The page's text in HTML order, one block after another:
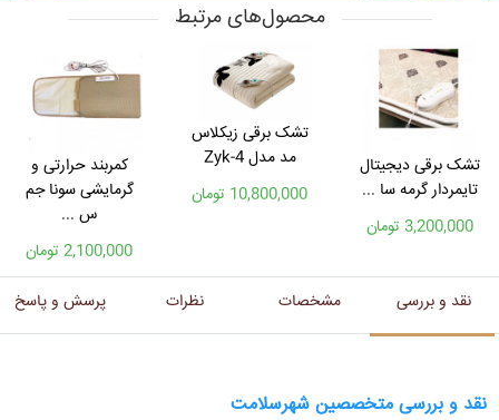
محصول‌های مرتبط
تشک برقی دیجیتال
تایمردار گرمه سا ...
3,200,000 تومان
تشک برقی زیکلاس
مد مدل Zyk-4
10,800,000 تومان
کمربند حرارتی و
گرمایشی سونا جم
س ...
2,100,000 تومان
نقد و بررسی مشخصات نظرات پرسش و پاسخ
نقد و بررسی متخصصین شهرسلامت